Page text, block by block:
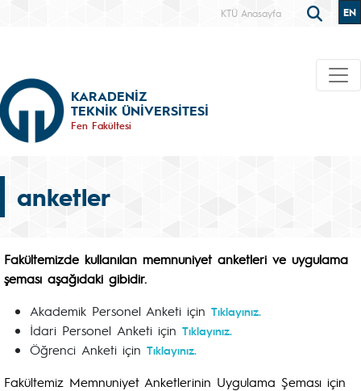
KTÜ Anasayfa EN
KARADENİZ
TEKNİK ÜNİVERSİTESİ
Fen Fakültesi
anketler
Fakültemizde kullanılan memnuniyet anketleri ve uygulama
şeması aşağıdaki gibidir.
Akademik Personel Anketi için Tıklayınız.
İdari Personel Anketi için Tıklayınız.
Öğrenci Anketi için Tıklayınız.
Fakültemiz Memnuniyet Anketlerinin Uygulama Şeması için